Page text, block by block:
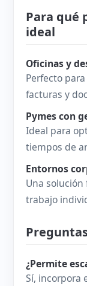
Para qué
ideal
Oficinas y
Perfecto
facturas y
Pymes con
Ideal para
tiempos de
Entornos
Una
trabajo
¿Permite
Sí, incorpora